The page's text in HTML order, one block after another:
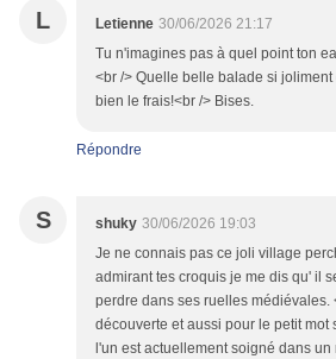
L Letienne 30/06/2026 21:17
Tu n'imagines pas à quel point ton
<br /> Quelle belle balade si
bien le frais!<br /> Bises.
Répondre
S shuky 30/06/2026 19:03
Je ne connais pas ce joli village
admirant tes croquis je me dis qu' il
perdre dans ses ruelles médiévales.
découverte et aussi pour le petit mot
l'un est actuellement soigné dans